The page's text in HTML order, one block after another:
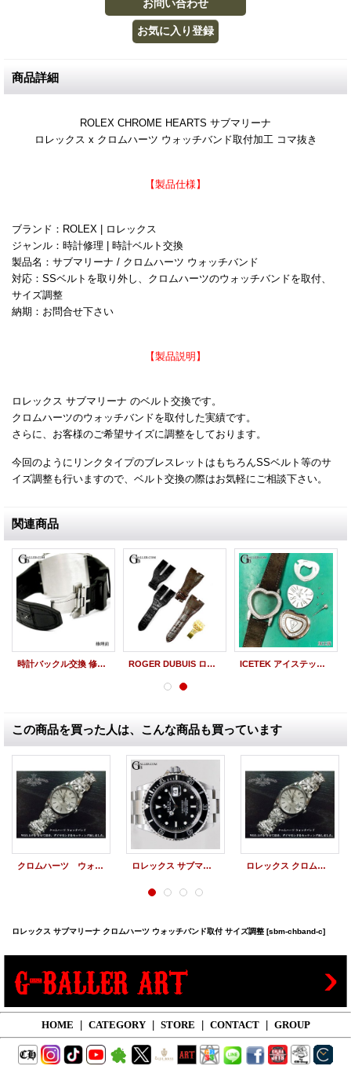
商品詳細
ROLEX CHROME HEARTS サブマリーナ
ロレックス x クロムハーツ ウォッチバンド取付加工 コマ抜き
【製品仕様】
ブランド：ROLEX | ロレックス
ジャンル：時計修理 | 時計ベルト交換
製品名：サブマリーナ / クロムハーツ ウォッチバンド
対応：SSベルトを取り外し、クロムハーツのウォッチバンドを取付、
サイズ調整
納期：お問合せ下さい
【製品説明】
ロレックス サブマリーナ のベルト交換です。
クロムハーツのウォッチバンドを取付した実績です。
さらに、お客様のご希望サイズに調整をしております。
今回のようにリンクタイプのブレスレットはもちろんSSベルト等のサ
イズ調整も行いますので、ベルト交換の際はお気軽にご相談下さい。
関連商品
時計バックル交換 修理 フランクミュラー ヴァンガード V45 Dバックル 留具 新品 純正品 ROGER DUBUIS ロジェデュブイ ベルト製作 クロコダイル/ラバー トゥーマッチ デュアルタイム T31 98475 56 37-DT 世界限定28本 ICETEK アイステック ダイヤ留直し ダイヤモンド割れ 電池交換
この商品を買った人は、こんな商品も買っています
クロムハーツ ウォッチバンド ロレックスXクロムハーツ ダイヤ・新品仕上げ ロレックス サブマリーナ デイト 16610 ロレックス クロムハーツ ウォッチバンド アフターダイヤ カスタム
ロレックス サブマリーナ クロムハーツ ウォッチバンド取付 サイズ調整 [sbm-chband-c]
HOME | CATEGORY | STORE | CONTACT | GROUP